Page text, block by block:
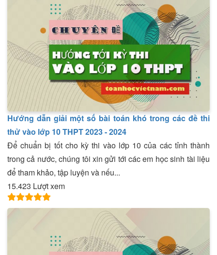
Hướng dẫn giải một số bài toán khó trong các đề thi
thử vào lớp 10 THPT 2023 - 2024
Để chuẩn bị tốt cho kỳ thi vào lớp 10 của các tỉnh thành
trong cả nước, chúng tôi xin gửi tới các em học sinh tài liệu
để tham khảo, tập luyện và nếu...
15.423 Lượt xem